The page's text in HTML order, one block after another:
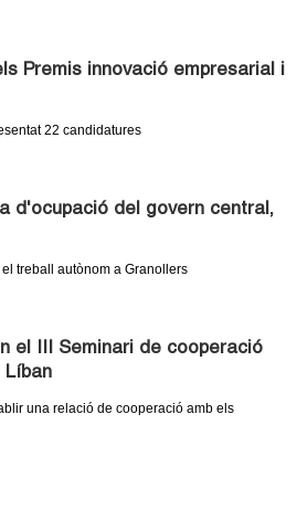
Premis innovació empresarial i
22 candidatures
d'ocupació del govern central,
treball autònom a Granollers
el III Seminari de cooperació
Líban
una relació de cooperació amb els